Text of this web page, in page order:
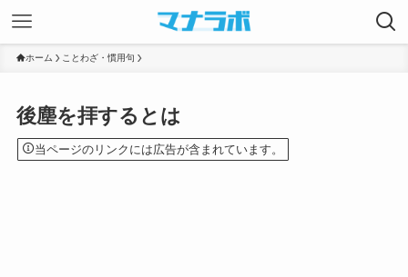
ホーム ことわざ・慣用句
後塵を拝するとは
当ページのリンクには広告が含まれています。